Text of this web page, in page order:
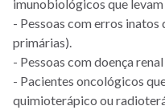
imunobiológicos que levam
- Pessoas com erros
primárias).
- Pessoas com doença
- Pacientes oncológicos
quimioterápico ou